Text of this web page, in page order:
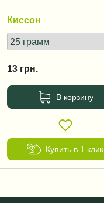
Киссон
13 грн.
В корзину
Купить в 1 клик